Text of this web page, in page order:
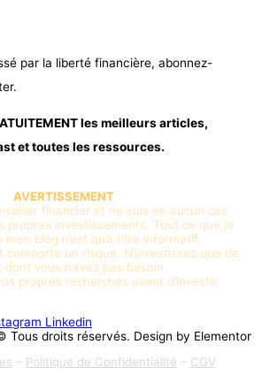
par la liberté financière, abonnez-
les meilleurs articles,
et toutes les ressources.
AVERTISSEMENT
financier et ne suis en aucun cas
propres investissements. Tout ce que je
blog n’est qu’à titre informatif.
comporte un risque. N’investissez que de
dont vous n’avez pas besoin.
propres recherches avant d’investir.
Linkedin
Tous droits réservés. Design by Elementor
– Politique de Confidentialité – CGV